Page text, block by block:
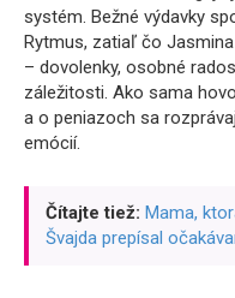
systém. Bežné výdavky
Rytmus, zatiaľ čo
– dovolenky, osobné
záležitosti. Ako sama
a o peniazoch sa
emócií.
Čítajte tiež: Mama,
Švajda prepísal